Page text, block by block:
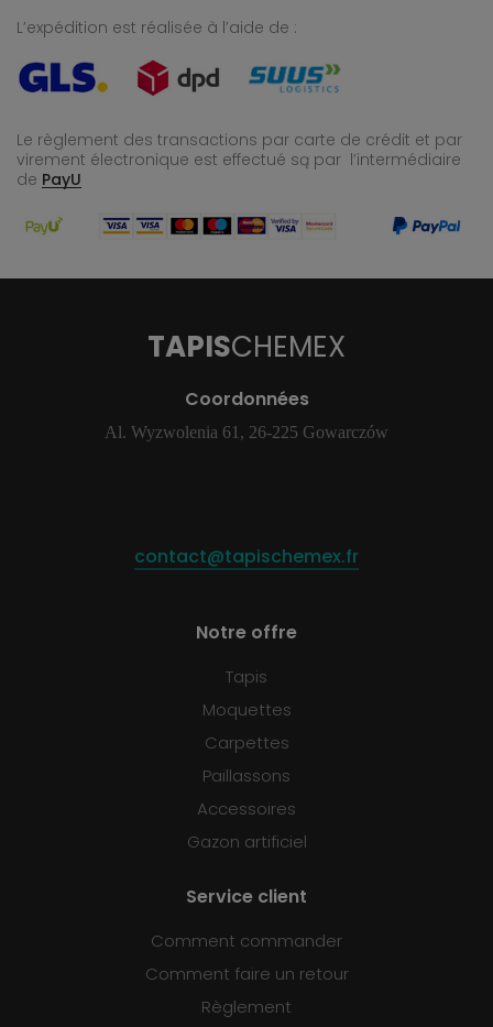
L’expédition est réalisée à l’aide de :
Le règlement des transactions par carte de crédit et par
virement électronique est effectué są par l’intermédiaire
de PayU
TAPISCHEMEX
Coordonnées
Al. Wyzwolenia 61, 26-225 Gowarczów
contact@tapischemex.fr
Notre offre
Tapis
Moquettes
Carpettes
Paillassons
Accessoires
Gazon artificiel
Service client
Comment commander
Comment faire un retour
Règlement